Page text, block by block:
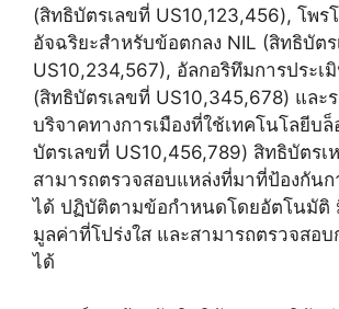
(สิทธิบัตรเลขที่ US10,123,456), โพ
อัจฉริยะสำหรับข้อตกลง NIL (สิทธิบัตร
US10,234,567), อัลกอริทึมการประเ
(สิทธิบัตรเลขที่ US10,345,678) และ
บริจาคทางการเมืองที่ใช้เทคโนโลยีบ
บัตรเลขที่ US10,456,789) สิทธิบัตรเ
สามารถตรวจสอบแหล่งที่มาที่ป้องกัน
ได้ ปฏิบัติตามข้อกำหนดโดยอัตโนมัติ
มูลค่าที่โปร่งใส และสามารถตรวจสอบ
ได้